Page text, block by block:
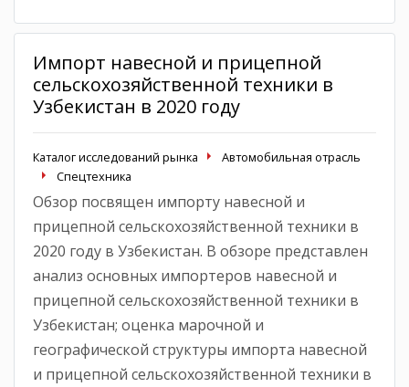
Импорт навесной и прицепной
сельскохозяйственной техники в
Узбекистан в 2020 году
Каталог исследований рынка
Автомобильная отрасль
Спецтехника
Обзор посвящен импорту навесной и
прицепной сельскохозяйственной техники в
2020 году в Узбекистан. В обзоре представлен
анализ основных импортеров навесной и
прицепной сельскохозяйственной техники в
Узбекистан; оценка марочной и
географической структуры импорта навесной
и прицепной сельскохозяйственной техники в